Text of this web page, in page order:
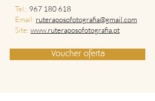
Tel.: 967 180 618
Email: ruteraposofotografia@gmail.com
Site: www.ruteraposofotografia.pt
Voucher oferta